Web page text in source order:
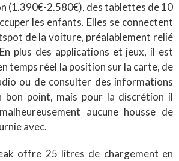
(1.390€-2.580€), des tablettes de 10
les enfants. Elles se connectent
de la voiture, préalablement relié
plus des applications et jeux, il est
temps réel la position sur la carte, de
ou de consulter des informations
bon point, mais pour la discrétion il
aucune housse de
avec.
offre 25 litres de chargement en